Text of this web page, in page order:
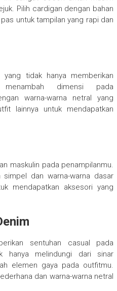
Pilih cardigan dengan bahan
untuk tampilan yang rapi dan
tidak hanya memberikan
dimensi pada
warna-warna netral yang
lainnya untuk mendapatkan
maskulin pada penampilanmu.
dan warna-warna dasar
mendapatkan aksesori yang
sentuhan casual pada
hanya melindungi dari sinar
elemen gaya pada outfitmu.
dan warna-warna netral